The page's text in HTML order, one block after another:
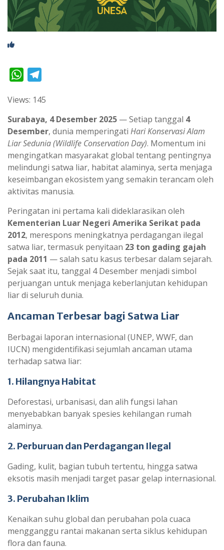
W
a
t
s
A
p
p
l
e
g
r
a
m
Views: 145
Surabaya, 4 Desember 2025 — Setiap tanggal 4
Desember, dunia memperingati Hari Konservasi Alam
Liar Sedunia(Wildlife Conservation Day). Momentum ini
mengingatkan masyarakat global tentang pentingnya
melindungi satwa liar, habitat alaminya, serta menjaga
keseimbangan ekosistem yang semakin terancam oleh
aktivitas manusia.
Peringatan ini pertama kali dideklarasikan oleh
Kementerian Luar Negeri Amerika Serikat pada
2012, merespons meningkatnya perdagangan ilegal
satwa liar, termasuk penyitaan 23 ton gading gajah
pada 2011 — salah satu kasus terbesar dalam sejarah.
Sejak saat itu, tanggal 4 Desember menjadi simbol
perjuangan untuk menjaga keberlanjutan kehidupan
liar di seluruh dunia.
Ancaman Terbesar bagi Satwa Liar
Berbagai laporan internasional (UNEP, WWF, dan
IUCN) mengidentifikasi sejumlah ancaman utama
terhadap satwa liar:
1. Hilangnya Habitat
Deforestasi, urbanisasi, dan alih fungsi lahan
menyebabkan banyak spesies kehilangan rumah
alaminya.
2. Perburuan dan Perdagangan Ilegal
Gading, kulit, bagian tubuh tertentu, hingga satwa
eksotis masih menjadi target pasar gelap internasional.
3. Perubahan Iklim
Kenaikan suhu global dan perubahan pola cuaca
mengganggu rantai makanan serta siklus kehidupan
flora dan fauna.